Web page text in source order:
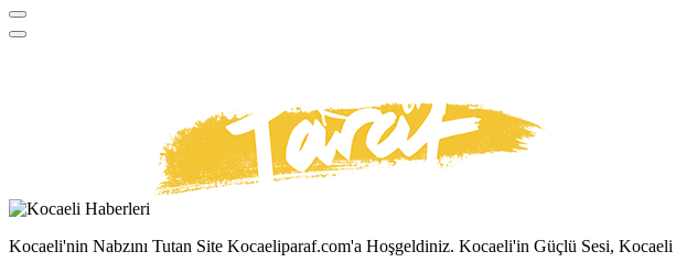
Kocaeli'nin Nabzını Tutan Site Kocaeliparaf.com'a Hoşgeldiniz. Kocaeli'in Güçlü Sesi,